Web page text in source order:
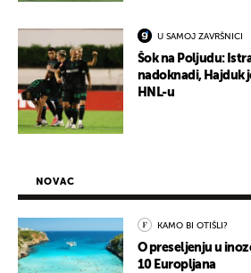
U SAMOJ ZAVRŠNICI
Šok na Poljudu:
nadoknadi, Hajduk
HNL-u
NOVAC
KAMO BI OTIŠLI?
O preseljenju u
10 Europljana